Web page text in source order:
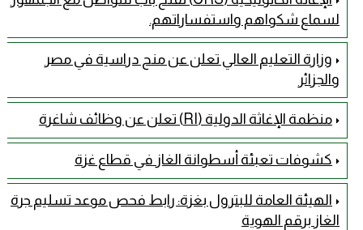
لسماع شكواهم واستفساراتهم.
وزارة التعليم العالي تعلن عن منح دراسية في مصر
والجزائر
منظمة الإغاثة الدولية (RI) تعلن عن وظائف شاغرة
كشوفات تعبئة أسطوانة الغاز في قطاع غزة
الهيئة العامة للبترول بغزة: رابط فحص موعد تسليم جرة
الغاز برقم الهوية